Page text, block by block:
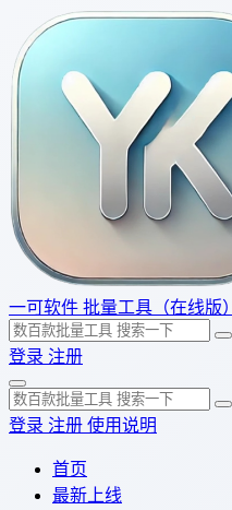
一可软件 批量工具（在线版）
登录 注册
登录 注册 使用说明
首页
最新上线